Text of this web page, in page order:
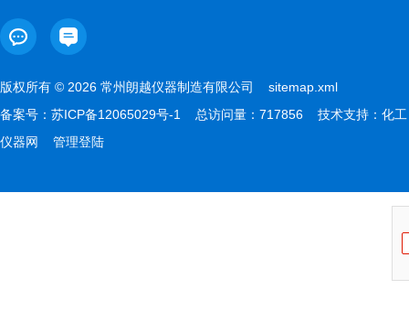
版权所有 © 2026 常州朗越仪器制造有限公司 sitemap.xml
备案号： 苏ICP备12065029号-1 总访问量：717856 技术支持： 化工
仪器网
管理登陆